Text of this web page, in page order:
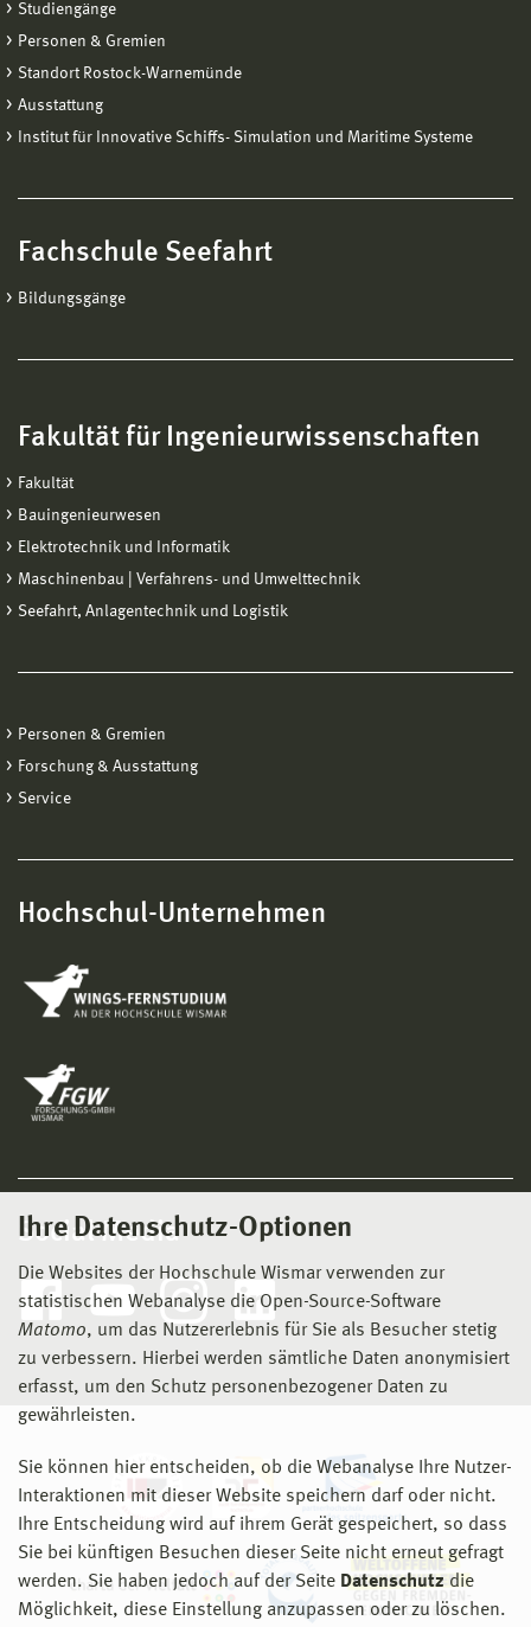
Ihre Datenschutz-Optionen
Die Websites der Hochschule Wismar verwenden zur
statistischen Webanalyse die Open-Source-Software
Matomo, um das Nutzererlebnis für Sie als Besucher stetig
zu verbessern. Hierbei werden sämtliche Daten anonymisiert
erfasst, um den Schutz personenbezogener Daten zu
gewährleisten.
Sie können hier entscheiden, ob die Webanalyse Ihre Nutzer-
Interaktionen mit dieser Website speichern darf oder nicht.
Ihre Entscheidung wird auf ihrem Gerät gespeichert, so dass
Sie bei künftigen Besuchen dieser Seite nicht erneut gefragt
werden. Sie haben jedoch auf der Seite Datenschutz die
Möglichkeit, diese Einstellung anzupassen oder zu löschen.
Studiengänge
Personen & Gremien
Standort Rostock-Warnemünde
Ausstattung
Institut für Innovative Schiffs- Simulation und Maritime Systeme
Fachschule Seefahrt
Bildungsgänge
Fakultät für Ingenieurwissenschaften
Fakultät
Bauingenieurwesen
Elektrotechnik und Informatik
Maschinenbau | Verfahrens- und Umwelttechnik
Seefahrt, Anlagentechnik und Logistik
Personen & Gremien
Forschung & Ausstattung
Service
Hochschul-Unternehmen
Social Media